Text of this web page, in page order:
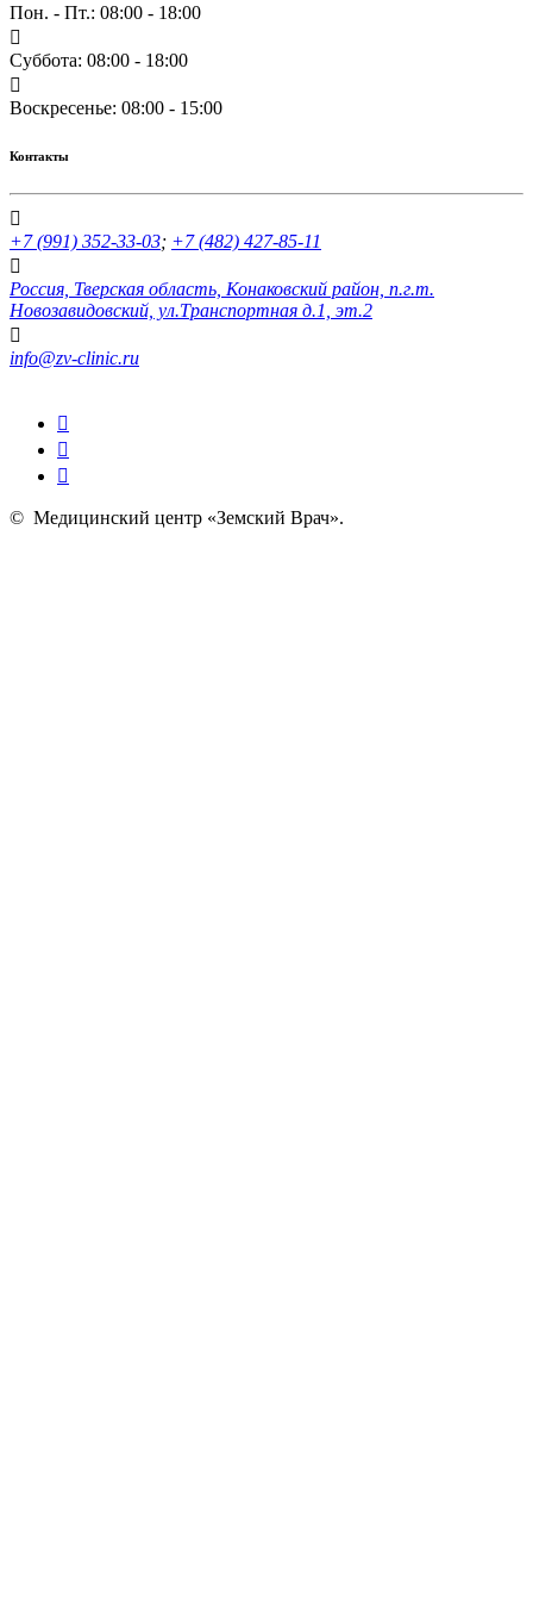
Пон. - Пт.: 08:00 - 18:00
Суббота: 08:00 - 18:00
Воскресенье: 08:00 - 15:00
Контакты
+7 (991) 352-33-03; +7 (482) 427-85-11
Россия, Тверская область, Конаковский район, п.г.т.
Новозавидовский, ул.Транспортная д.1, эт.2
info@zv-clinic.ru
© Медицинский центр «Земский Врач».